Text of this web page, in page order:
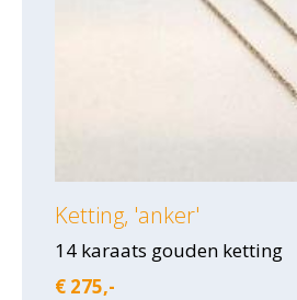
Ketting, 'anker'
14 karaats gouden ketting
€ 275,-